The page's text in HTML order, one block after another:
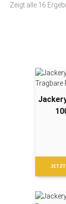
Zeigt alle 16